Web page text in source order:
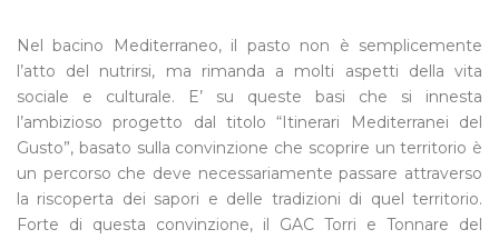
Nel bacino Mediterraneo, il pasto non è semplicemente
l’atto del nutrirsi, ma rimanda a molti aspetti della vita
sociale e culturale. E’ su queste basi che si innesta
l’ambizioso progetto dal titolo “Itinerari Mediterranei del
Gusto”, basato sulla convinzione che scoprire un territorio è
un percorso che deve necessariamente passare attraverso
la riscoperta dei sapori e delle tradizioni di quel territorio.
Forte di questa convinzione, il GAC Torri e Tonnare del